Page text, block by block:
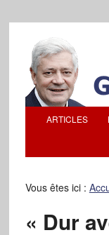
ARTICLES
Vous êtes ici :
« Dur